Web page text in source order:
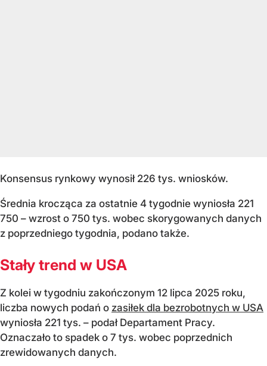
Konsensus rynkowy wynosił 226 tys. wniosków.
Średnia krocząca za ostatnie 4 tygodnie wyniosła 221
750 – wzrost o 750 tys. wobec skorygowanych danych
z poprzedniego tygodnia, podano także.
Stały trend w USA
Z kolei w tygodniu zakończonym 12 lipca 2025 roku,
liczba nowych podań o zasiłek dla bezrobotnych w USA
wyniosła 221 tys. – podał Departament Pracy.
Oznaczało to spadek o 7 tys. wobec poprzednich
zrewidowanych danych.